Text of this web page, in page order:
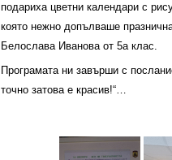
подариха цветни календари с
която нежно допълваше
Белослава Иванова от 5а клас.
Програмата ни завърши с
точно затова е красив!“…